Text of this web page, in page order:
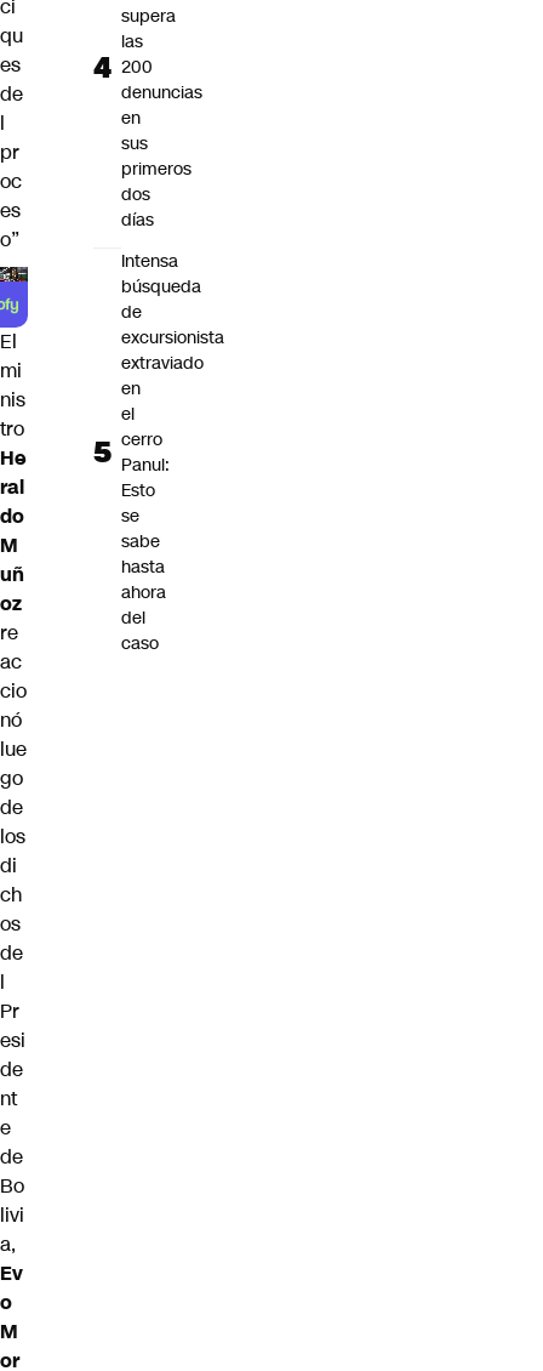
ci
qu
es
de
l
pr
oc
es
o”
El
mi
nis
tro
He
ral
do
M
uñ
oz
re
ac
cio
nó
lue
go
de
los
di
ch
os
de
l
Pr
esi
de
nt
e
de
Bo
livi
a,
Ev
o
M
or
supera
las
200
denuncias
en
sus
primeros
dos
días
Intensa
búsqueda
de
excursionista
extraviado
en
el
cerro
Panul:
Esto
se
sabe
hasta
ahora
del
caso